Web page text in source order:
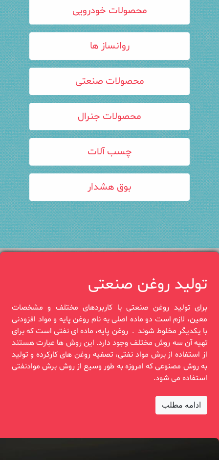
محصولات خودرویی
روانساز ها
محصولات صنعتی
محصولات جنرال
چسب آلات
بوق هشدار
تولید روغن صنعتی
برای تولید روغن صنعتی با کاربردهای مختلف و مشخصات
معین، لازم است دو‎ ‎ماده اصلی به نام روغن پایه و ‏مواد افزودنی
با یکدیگر مخلوط شوند‎. ‎ روغن‎ ‎پایه، ماده ای نفتی است که برای
تهیه آن سه روش مختلف وجود دارد. این روش‎ ‎ها عبارت هستند
از ‏استفاده از برش مواد نفتی، تصفیه روغن های کارکرده و‎ ‎تولید
به روش مصنوعی که امروزه به طور وسیع از ‏روش برش موادنفتی
استفاده‏‎ ‎می شود.
ادامه مطلب